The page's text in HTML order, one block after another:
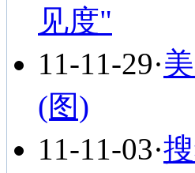
见度"
11-11-29·
(图)
11-11-03·